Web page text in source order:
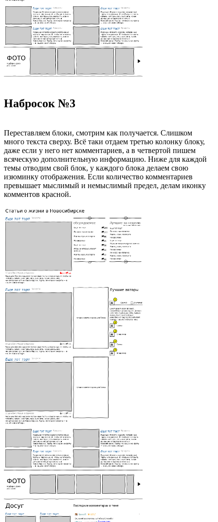
Набросок №3
Переставляем блоки, смотрим как получается. Слишком
много текста сверху. Всё таки отдаем третью колонку блоку,
даже если у него нет комментариев, а в четвертой пишем
всяческую дополнительную информацию. Ниже для каждой
темы отводим свой блок, у каждого блока делаем свою
изюминку отображения. Если количество комментариев
превышает мыслимый и немыслимый предел, делам иконку
комментов красной.